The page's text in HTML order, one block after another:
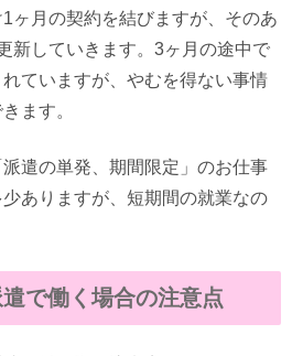
ヶ月の契約を結びますが、そのあ
新していきます。3ヶ月の途中で
ていますが、やむを得ない事情
ます。
遣の単発、期間限定」のお仕事
ありますが、短期間の就業なの
で働く場合の注意点